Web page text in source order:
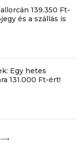
139.350 Ft-
és a szállás is
Egy hetes
131.000 Ft-ért!